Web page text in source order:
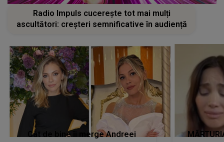
Radio Impuls cucerește tot mai mulți
ascultători: creșteri semnificative în audiență
Cât de bine îi merge Andreei